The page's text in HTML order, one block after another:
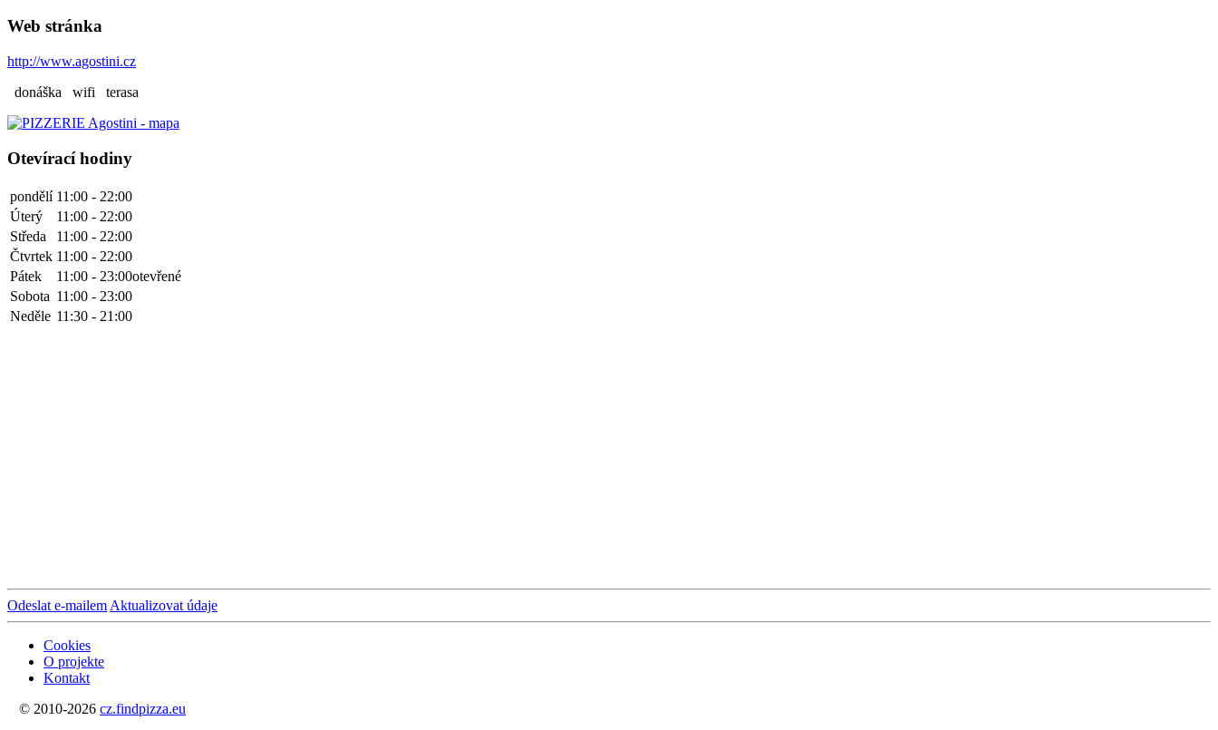
Web stránka
http://www.agostini.cz
donáška
wifi terasa
Otevírací hodiny
pondělí 11:00 - 22:00
Úterý
11:00 - 22:00
Středa
11:00 - 22:00
Čtvrtek 11:00 - 22:00
Pátek
11:00 - 23:00otevřené
Sobota 11:00 - 23:00
Neděle 11:30 - 21:00
Odeslat e-mailem Aktualizovat údaje
Cookies
O projekte
Kontakt
© 2010-2026 cz.findpizza.eu